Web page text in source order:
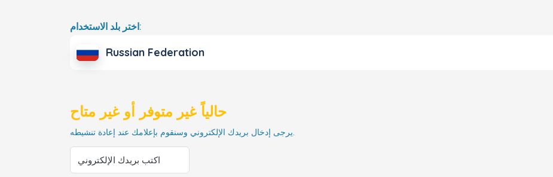
اختر بلد الاستخدام:
Russian Federation
حالياً غير متوفر أو غير متاح
يرجى إدخال بريدك الإلكتروني وسنقوم بإعلامك عند إعادة تنشيطه.